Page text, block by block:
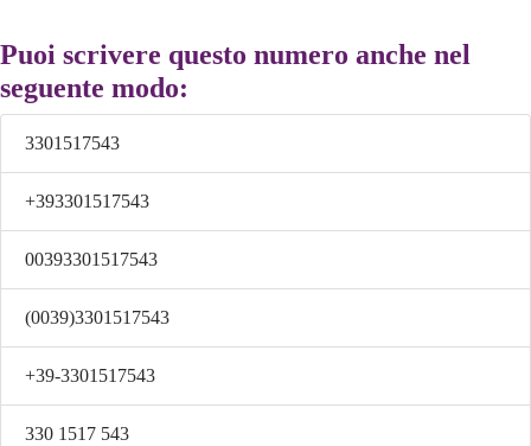
Puoi scrivere questo numero anche nel
seguente modo:
3301517543
+393301517543
00393301517543
(0039)3301517543
+39-3301517543
330 1517 543